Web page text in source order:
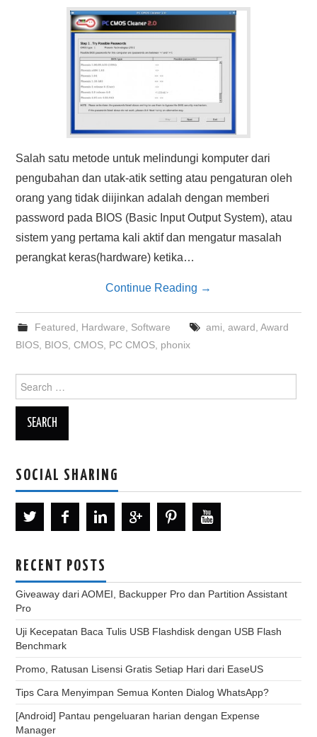
HASIL PENCARIAN
Salah satu metode untuk melindungi komputer dari
pengubahan dan utak-atik setting atau pengaturan oleh
orang yang tidak diijinkan adalah dengan memberi
password pada BIOS (Basic Input Output System), atau
sistem yang pertama kali aktif dan mengatur masalah
perangkat keras(hardware) ketika…
Continue Reading →
Featured Hardware Software ami award Award
BIOS BIOS ,CMOS PC CMOS phonix
for:
SOCIAL SHARING
RECENT POSTS
Giveaway dari AOMEI, Backupper Pro dan Partition Assistant
Pro
Uji Kecepatan Baca Tulis USB Flashdisk dengan USB Flash
Benchmark
Promo, Ratusan Lisensi Gratis Setiap Hari dari EaseUS
Tips Cara Menyimpan Semua Konten Dialog WhatsApp?
[Android] Pantau pengeluaran harian dengan Expense
Manager